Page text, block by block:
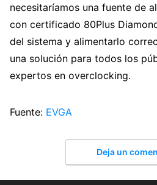
necesitaríamos una fuente de
con certificado 80Plus
del sistema y alimentarlo
una solución para todos los
expertos en overclocking.
Fuente: EVGA
Deja un